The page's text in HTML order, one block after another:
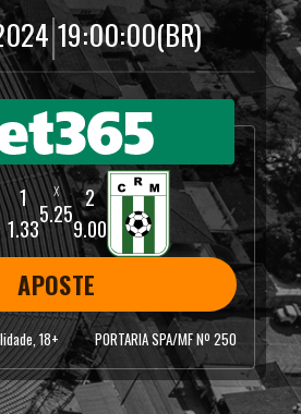
|19:00:00(BR)
1.33
5.25
9.00
APOSTE
18+ PORTARIA SPA/MF Nº 250